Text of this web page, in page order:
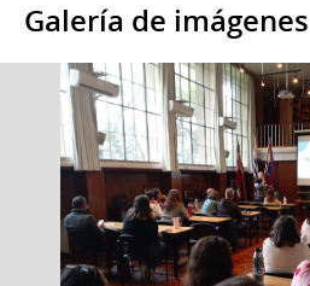
Galería de imágenes